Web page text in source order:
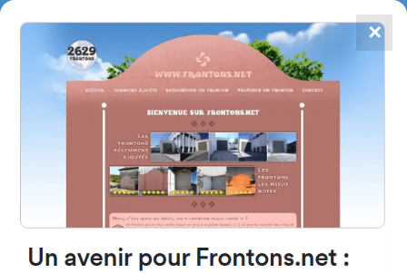
FRONTONS.NET
BUSCAR UN FRONTÓN
AÑADIR UN FRONTÓN
4784
frontones
✕